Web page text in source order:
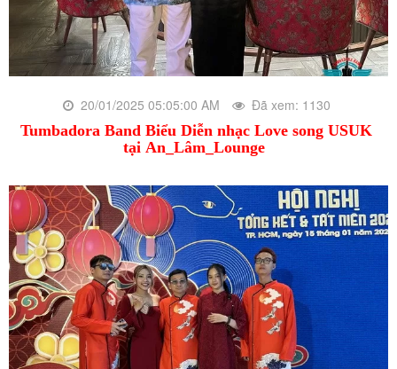
20/01/2025 05:05:00 AM Đã xem: 1130
Tumbadora Band Biểu Diễn nhạc Love song USUK
tại An_Lâm_Lounge